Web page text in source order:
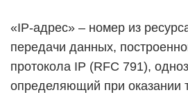
«IP-адрес» – номер из
передачи данных,
протокола IP (RFC 791),
определяющий при оказании